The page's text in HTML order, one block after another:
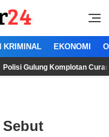
KRIMINAL EKONOMI
Komplotan Curanmor di